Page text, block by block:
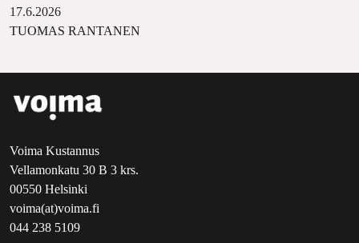
17.6.2026
TUOMAS RANTANEN
Voima Kustannus
Vellamonkatu 30 B 3 krs.
00550 Helsinki
voima(at)voima.fi
044 238 5109